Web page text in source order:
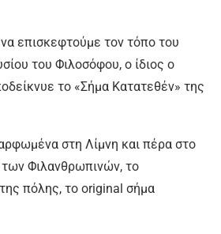
επισκεφτούμε τον τόπο του
του Φιλοσόφου, ο ίδιος ο
το «Σήμα Κατατεθέν» της
στη Λίμνη και πέρα στο
των Φιλανθρωπινών, το
πόλης, το original σήμα